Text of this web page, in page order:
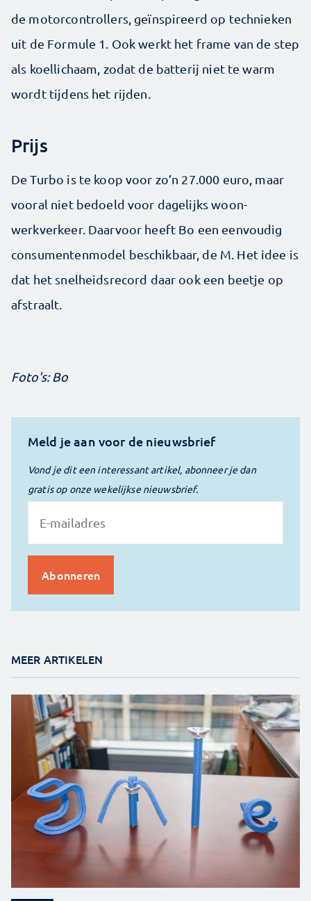
de motorcontrollers, geïnspireerd op technieken
uit de Formule 1. Ook werkt het frame van de step
als koellichaam, zodat de batterij niet te warm
wordt tijdens het rijden.
Prijs
De Turbo is te koop voor zo’n 27.000 euro, maar
vooral niet bedoeld voor dagelijks woon-
werkverkeer. Daarvoor heeft Bo een eenvoudig
consumentenmodel beschikbaar, de M. Het idee is
dat het snelheidsrecord daar ook een beetje op
afstraalt.
Foto's: Bo
Meld je aan voor de nieuwsbrief
Vond je dit een interessant artikel, abonneer je dan
gratis op onze wekelijkse nieuwsbrief.
MEER ARTIKELEN